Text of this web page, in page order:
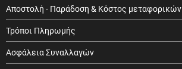
Αποστολή - Παράδοση & Κόστος μεταφορικών
Τρόποι Πληρωμής
Ασφάλεια Συναλλαγών